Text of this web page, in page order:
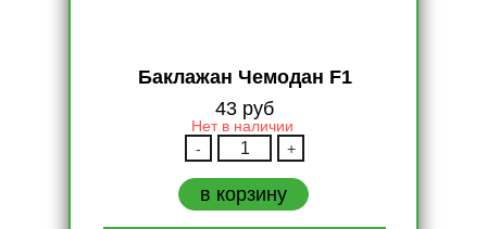
Баклажан Чемодан F1
43 руб
Количество
Баклажан
Чемодан
F1
- +
в корзину
Нет в наличии